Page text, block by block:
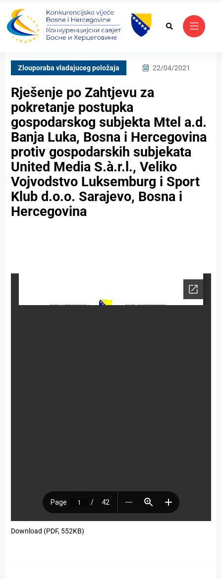
Zlouporaba vladajuceg položaja 22/04/2021
Rješenje po Zahtjevu za
pokretanje postupka
gospodarskog subjekta Mtel a.d.
Banja Luka, Bosna i Hercegovina
protiv gospodarskih subjekata
United Media S.à.r.l., Veliko
Vojvodstvo Luksemburg i Sport
Klub d.o.o. Sarajevo, Bosna i
Hercegovina
Download (PDF, 552KB)